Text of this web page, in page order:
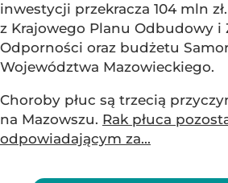
inwestycji przekracza 104 mln
z Krajowego Planu Odbudowy i
Odporności oraz budżetu
Województwa Mazowieckiego.
Choroby płuc są trzecią
na Mazowszu. Rak płuca
odpowiadającym za...